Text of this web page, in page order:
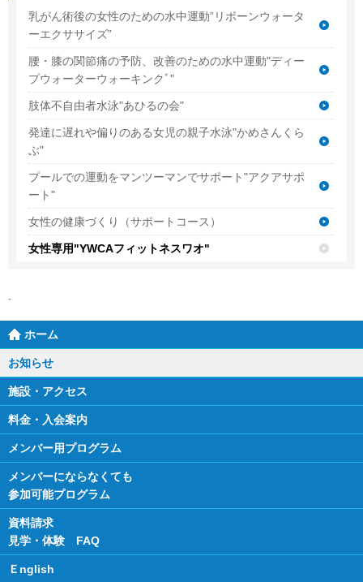
乳がん術後の女性のための水中運動”リボーンウォータ
ーエクササイズ”
腰・膝の関節痛の予防、改善のための水中運動"ディー
プウォーターウォーキンクﾞ"
肢体不自由者水泳"あひるの会"
発達に遅れや偏りのある女児の親子水泳"かめさんくら
ぶ"
プールでの運動をマンツーマンでサポート"アクアサポ
ート"
女性の健康づくり（サポートコース）
女性専用"YWCAフィットネスワオ"
ホーム
お知らせ
施設・アクセス
料金・入会案内
メンバー用プログラム
メンバーにならなくても
参加可能プログラム
資料請求
見学・体験 FAQ
Ｅnglish